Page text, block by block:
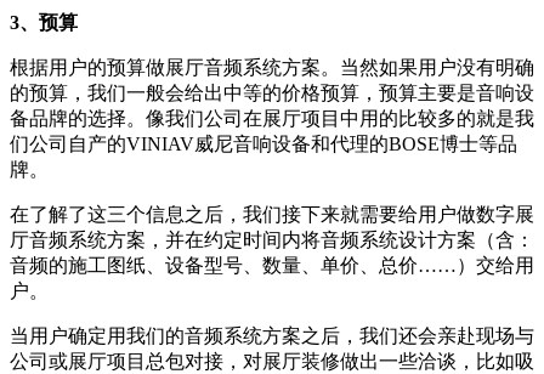
3、预算
根据用户的预算做展厅音频系统方案。当然如果用户没有明确
的预算，我们一般会给出中等的价格预算，预算主要是音响设
备品牌的选择。像我们公司在展厅项目中用的比较多的就是我
们公司自产的VINIAV威尼音响设备和代理的BOSE博士等品
牌。
在了解了这三个信息之后，我们接下来就需要给用户做数字展
厅音频系统方案，并在约定时间内将音频系统设计方案（含：
音频的施工图纸、设备型号、数量、单价、总价……）交给用
户。
当用户确定用我们的音频系统方案之后，我们还会亲赴现场与
公司或展厅项目总包对接，对展厅装修做出一些洽谈，比如吸